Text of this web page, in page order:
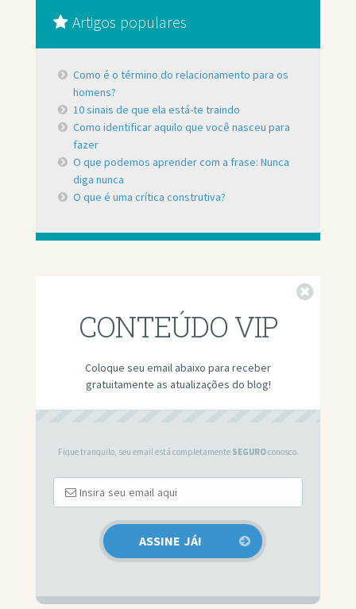
Artigos populares
Como é o término do relacionamento para os
homens?
10 sinais de que ela está-te traindo
Como identificar aquilo que você nasceu para
fazer
O que podemos aprender com a frase: Nunca
diga nunca
O que é uma crítica construtiva?
CONTEÚDO VIP
Coloque seu email abaixo para receber
gratuitamente as atualizações do blog!
Fique tranquilo, seu email está completamente SEGUROconosco.